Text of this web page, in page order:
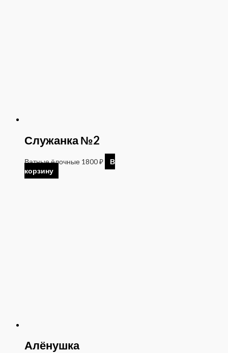
Служанка №2
Ватные ёлочные 1800₽
В
корзину
Алёнушка